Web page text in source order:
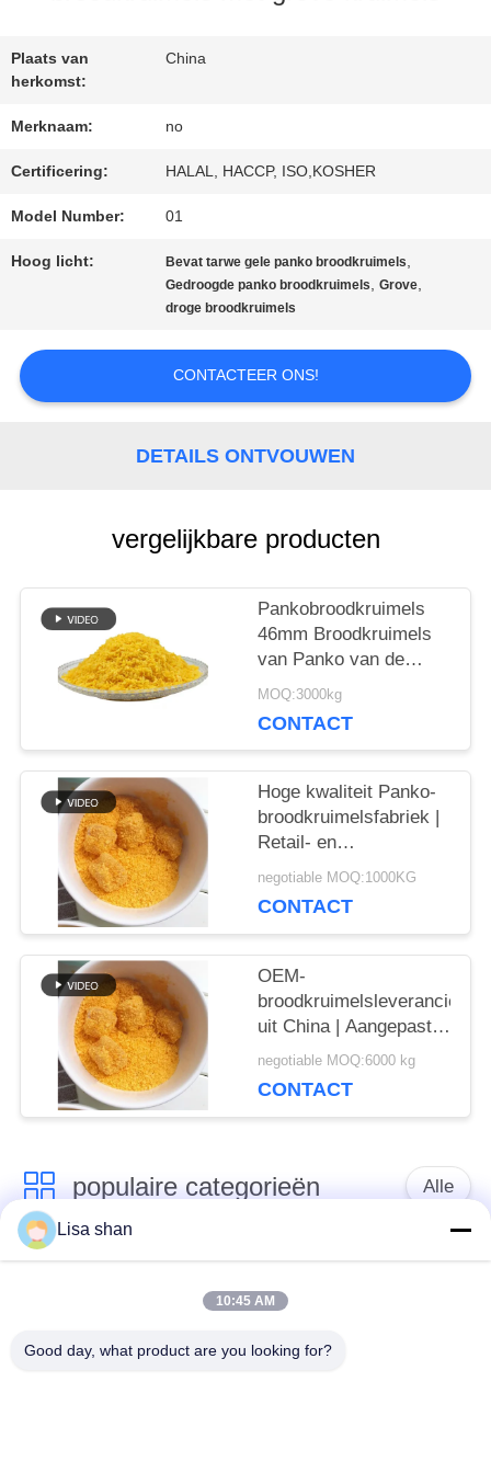
NEEM
CONTACT
MET
ONS
OP
NIEUWS
OFFERTE
SITEMAP
PRIVACYBELEID
Plaats van
herkomst:
China
Merknaam: no
Certificering: HALAL, HACCP, ISO,KOSHER
Model Number: 01
Hoog licht: Bevat tarwe gele panko broodkruimels,
Gedroogde panko broodkruimels,Grove,
droge broodkruimels
CONTACTEER ONS!
DETAILS ONTVOUWEN
vergelijkbare producten
Pankobroodkruimels
46mm Broodkruimels
van Panko van de
Naaldvorm Gele
MOQ:3000kg
CONTACT
Hoge kwaliteit Panko-
broodkruimelsfabriek |
Retail- en
bulkverpakkingsopties
negotiable MOQ:1000KG
CONTACT
OEM-
broodkruimelsleverancier
uit China | Aangepaste
formule en private label
negotiable MOQ:6000 kg
CONTACT
populaire categorieën Alle
Japanse
broodcrumbs
Gehele het
Lisa shan
10:45 AM
Good day, what product are you looking for?